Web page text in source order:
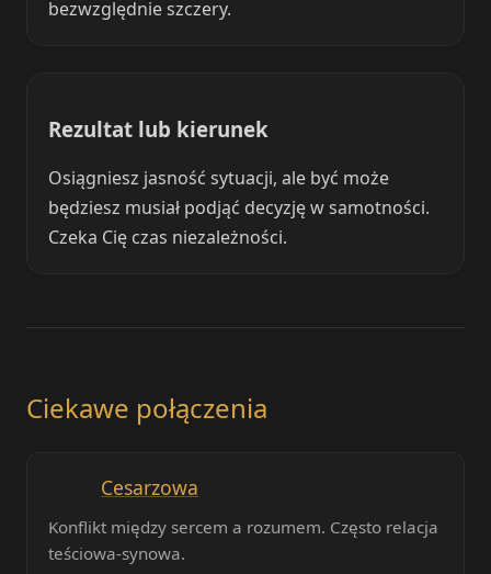
bezwzględnie szczery.
Rezultat lub kierunek
Osiągniesz jasność sytuacji, ale być może
będziesz musiał podjąć decyzję w samotności.
Czeka Cię czas niezależności.
Ciekawe połączenia
Cesarzowa
Konflikt między sercem a rozumem. Często relacja
teściowa-synowa.